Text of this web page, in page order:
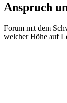
Anspruch
Forum mit dem
welcher Höhe auf